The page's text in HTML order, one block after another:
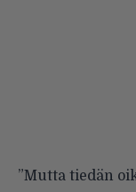
”Mutta tiedän